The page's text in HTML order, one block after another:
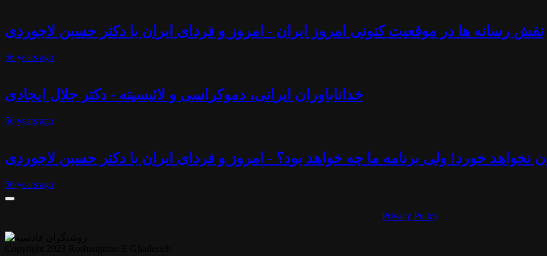
نقش رسانه ها در موقعیت کنونی امروز ایران - امروز و فردای ایران با دکتر حسین لاجوردی
56 years ago
خداناباوران ایرانی، دموکراسی و لائیسیته - دکتر جلال ایجادی
56 years ago
نخواهد خورد! ولی برنامه ما چه خواهد بود؟ - امروز و فردای ایران با دکتر حسین لاجوردی
56 years ago
Privacy Policy